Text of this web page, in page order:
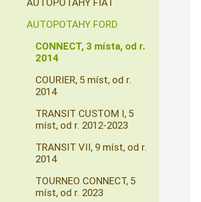
AUTOPOTAHY FIAT
AUTOPOTAHY FORD
CONNECT, 3 místa, od r.
2014
COURIER, 5 míst, od r.
2014
TRANSIT CUSTOM I, 5
míst, od r. 2012-2023
TRANSIT VII, 9 míst, od r.
2014
TOURNEO CONNECT, 5
míst, od r. 2023